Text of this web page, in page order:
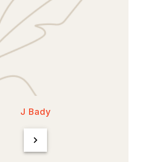
J Bady
chevron_right